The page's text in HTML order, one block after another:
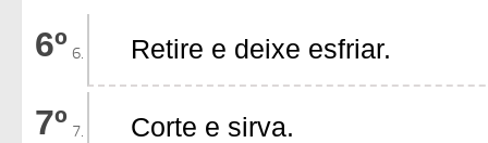
Retire e deixe esfriar.
Corte e sirva.